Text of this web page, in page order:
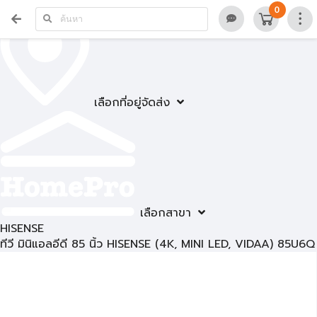
เลือกที่อยู่จัดส่ง
เลือกสาขา
0
HISENSE
ทีวี มินิแอลอีดี 85 นิ้ว HISENSE (4K, MINI LED, VIDAA) 85U6Q